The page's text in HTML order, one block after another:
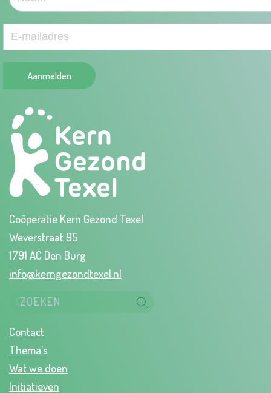
Aanmelden
Coöperatie Kern Gezond Texel
Weverstraat 95
1791 AC Den Burg
info@kerngezondtexel.nl
Contact
Thema’s
Wat we doen
Initiatieven